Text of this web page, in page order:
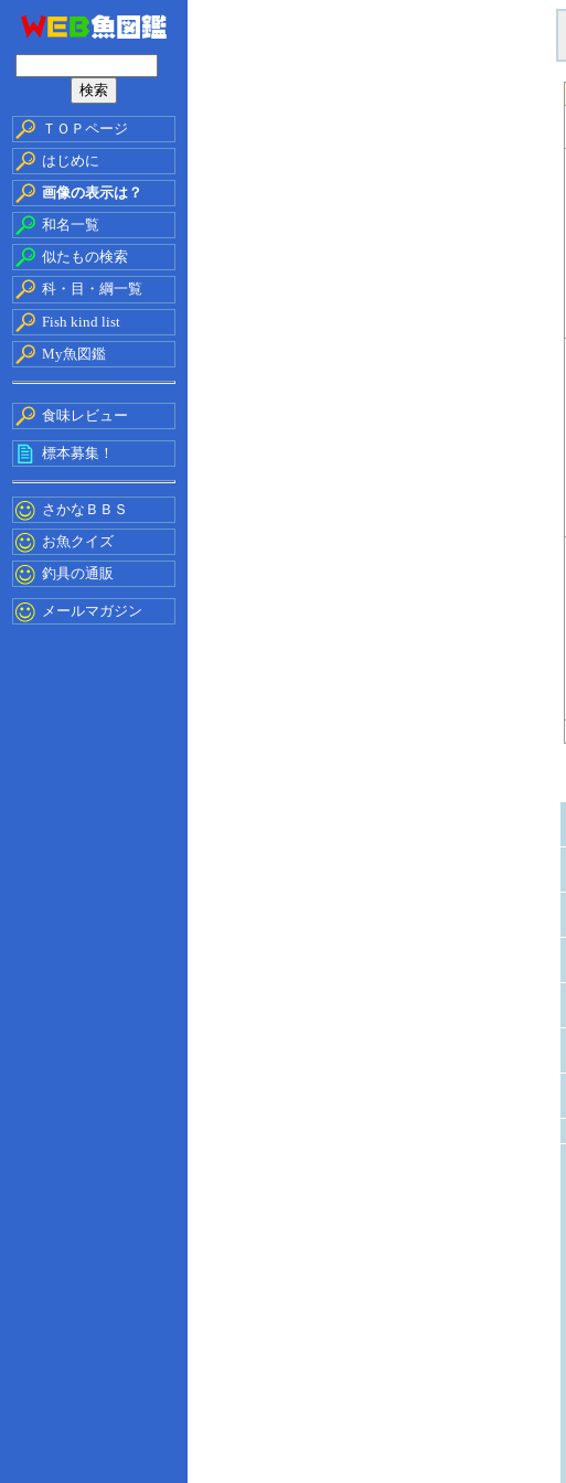
ＴＯＰページ
はじめに
画像の表示は？
和名一覧
似たもの検索
科・目・綱一覧
Fish kind list
My魚図鑑
食味レビュー
標本募集！
さかなＢＢＳ
お魚クイズ
釣具の通販
メールマガジン